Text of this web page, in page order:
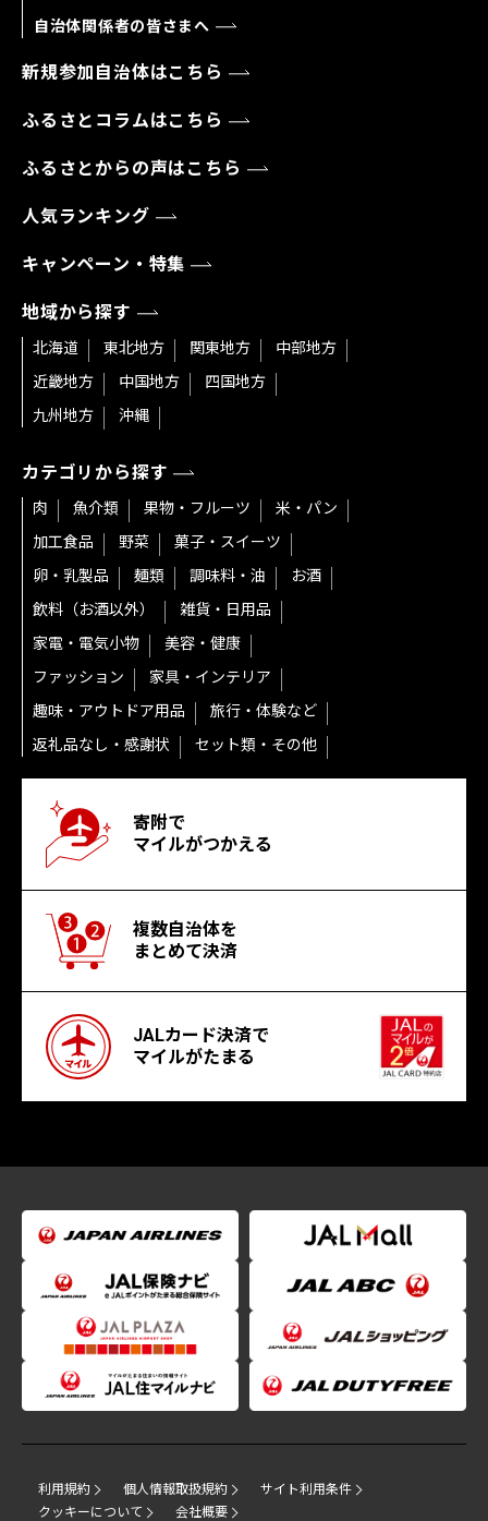
自治体関係者の皆さまへ
新規参加自治体はこちら
ふるさとコラムはこちら
ふるさとからの声はこちら
人気ランキング
キャンペーン・特集
地域から探す
北海道 東北地方 関東地方
中部地方
近畿地方
中国地方
四国地方
九州地方
沖縄
カテゴリから探す
肉 魚介類 果物・フルーツ
米・パン
加工食品
野菜
菓子・スイーツ
卵・乳製品
麺類 調味料・油
お酒
飲料（お酒以外）
雑貨・日用品
家電・電気小物
美容・健康
ファッション
家具・インテリア
趣味・アウトドア用品
旅行・体験など
返礼品なし・感謝状
セット類・その他
寄附で
マイルがつかえる
複数自治体を
まとめて決済
JALカード決済で
マイルがたまる
利用規約 個人情報取扱規約
サイト利用条件
クッキーについて
会社概要